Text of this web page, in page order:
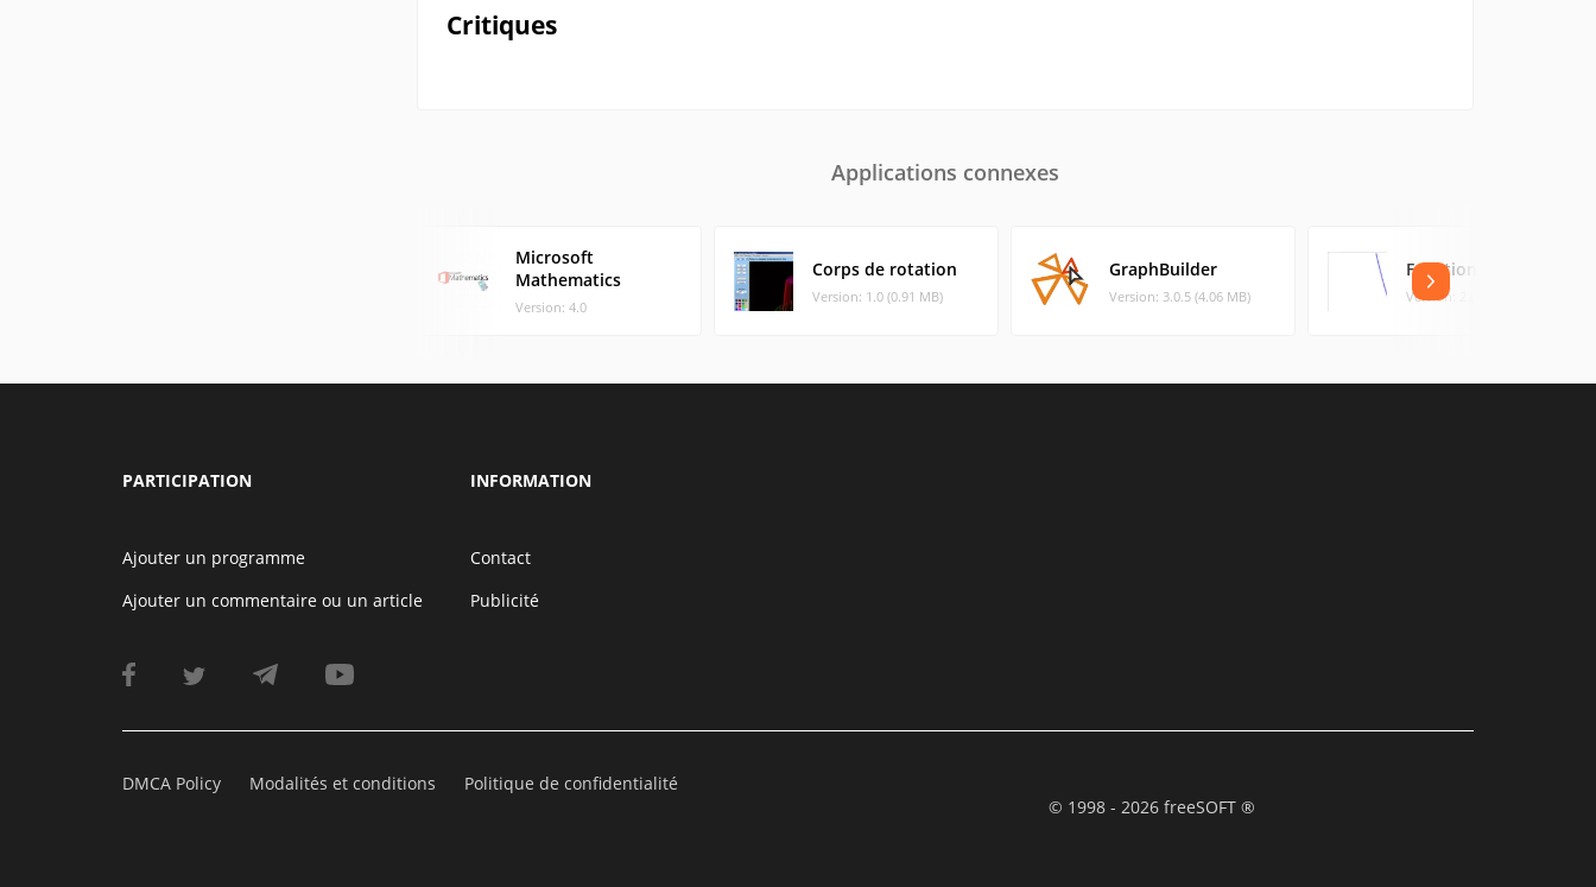
Critiques
Applications connexes
Microsoft
Mathematics
Version: 4.0
Corps de rotation
Version: 1.0 (0.91 MB)
GraphBuilder
Version: 3.0.5 (4.06 MB)
Function Grapher
Version: 2 (0.02 MB)
PARTICIPATION
Ajouter un programme
Ajouter un commentaire ou un article
INFORMATION
Contact
Publicité
DMCA Policy Modalités et conditions
Politique de confidentialité
© 1998 - 2026 freeSOFT ®